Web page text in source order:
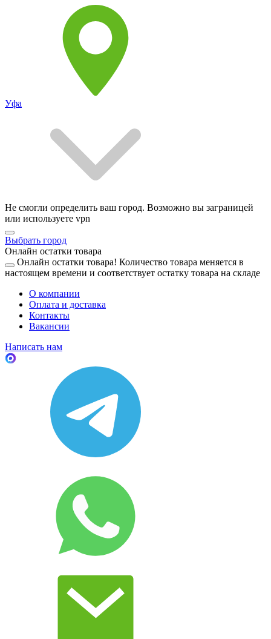
Уфа
Не смогли определить ваш город. Возможно вы заграницей
или используете vpn
Выбрать город
Онлайн остатки товара
Онлайн остатки товара! Количество товара меняется в
настоящем времени и соответствует остатку товара на складе
О компании
Оплата и доставка
Контакты
Вакансии
Написать нам